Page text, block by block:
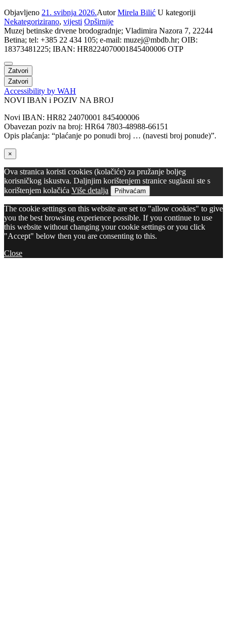
Objavljeno 21. svibnja 2026.AutorMirela Bilić U kategoriji
Nekategorizirano, vijesti Opširnije
Muzej betinske drvene brodogradnje; Vladimira Nazora 7, 22244
Betina; tel: +385 22 434 105; e-mail: muzej@mbdb.hr; OIB:
18373481225; IBAN: HR8224070001845400006 OTP
Zatvori
Zatvori
Accessibility by WAH
NOVI IBAN i POZIV NA BROJ
Novi IBAN: HR82 24070001 845400006
Obavezan poziv na broj: HR64 7803-48988-66151
Opis plaćanja: “plaćanje po ponudi broj … (navesti broj ponude)”.
×
Ova stranica koristi cookies (kolačiće) za pružanje boljeg
korisničkog iskustva. Daljnjim korištenjem stranice suglasni ste s
korištenjem kolačića Više detalja Prihvaćam
The cookie settings on this website are set to "allow cookies" to give
you the best browsing experience possible. If you continue to use
this website without changing your cookie settings or you click
"Accept" below then you are consenting to this.
Close